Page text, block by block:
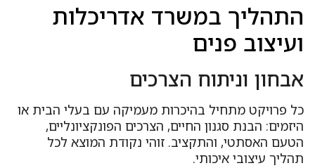
התהליך במשרד אדריכלות
ועיצוב פנים
אבחון וניתוח הצרכים
כל פרויקט מתחיל בהיכרות מעמיקה עם בעלי הבית או
היזמים: הבנת סגנון החיים, הצרכים הפונקציונליים,
הטעם האסתטי, והתקציב. זוהי נקודת המוצא לכל
תהליך עיצובי איכותי.